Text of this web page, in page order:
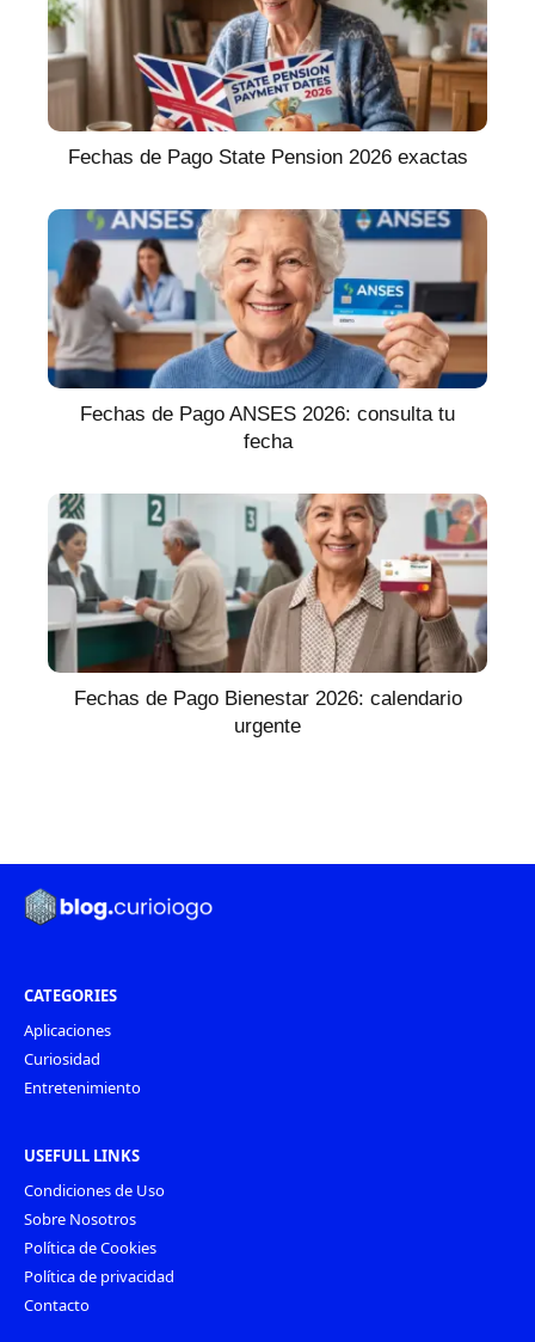
Fechas de Pago State Pension 2026 exactas
Fechas de Pago ANSES 2026: consulta tu
fecha
Fechas de Pago Bienestar 2026: calendario
urgente
CATEGORIES
Aplicaciones
Curiosidad
Entretenimiento
USEFULL LINKS
Condiciones de Uso
Sobre Nosotros
Política de Cookies
Política de privacidad
Contacto